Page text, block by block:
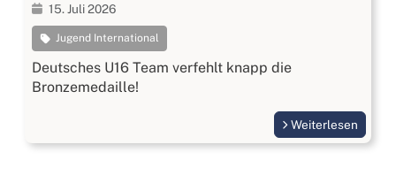
15. Juli 2026
Jugend International
Deutsches U16 Team verfehlt knapp die
Bronzemedaille!
Weiterlesen